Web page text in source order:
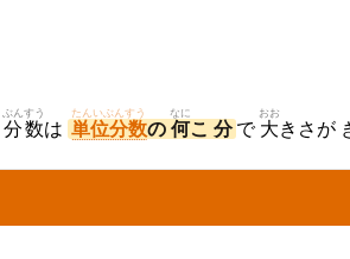
分数
ぶんすう
は 単位分数
たんいぶんすう
の 何
なに
こ 分 で 大
おお
きさが